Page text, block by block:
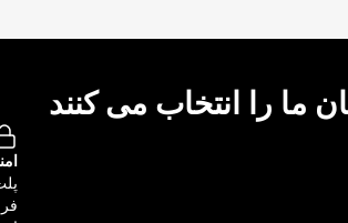
ما را انتخاب می کنند